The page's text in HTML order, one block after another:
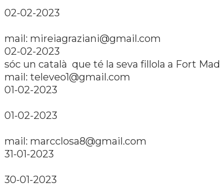
02-02-2023
mail: mireiagraziani@gmail.com
02-02-2023
sóc un català que té la seva fillola a Fort
mail: televeo1@gmail.com
01-02-2023
01-02-2023
mail: marcclosa8@gmail.com
31-01-2023
30-01-2023